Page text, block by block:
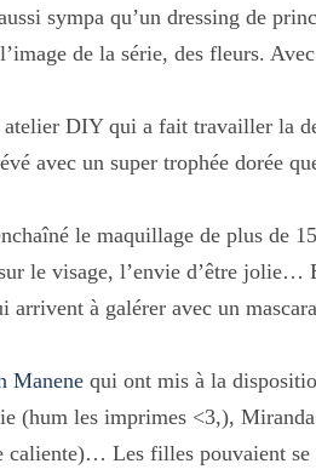
sympa qu’un dressing de
de la série, des fleurs.
atelier DIY qui a fait travailler la
avec un super trophée dorée
le maquillage de plus de
le visage, l’envie d’être jolie…
arrivent à galérer avec un
Manene qui ont mis à la
(hum les imprimes <3,),
caliente)… Les filles pouvaient se